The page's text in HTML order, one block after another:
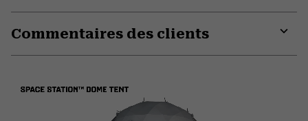
Commentaires des clients